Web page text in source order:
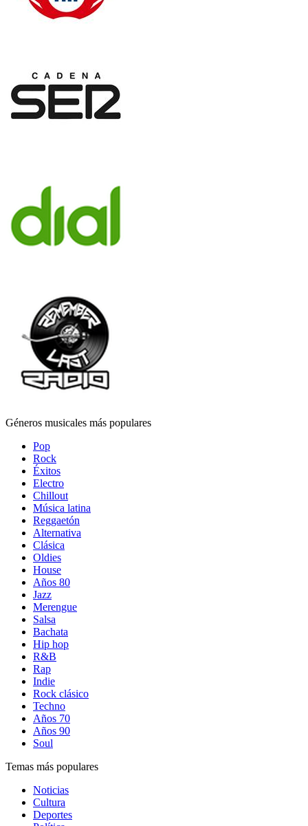
Géneros musicales más populares
Pop
Rock
Éxitos
Electro
Chillout
Música latina
Reggaetón
Alternativa
Clásica
Oldies
House
Años 80
Jazz
Merengue
Salsa
Bachata
Hip hop
R&B
Rap
Indie
Rock clásico
Techno
Años 70
Años 90
Soul
Temas más populares
Noticias
Cultura
Deportes